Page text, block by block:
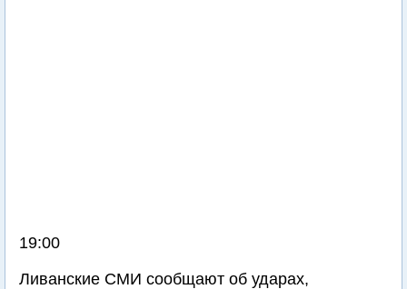
19:00
Ливанские СМИ сообщают об ударах,